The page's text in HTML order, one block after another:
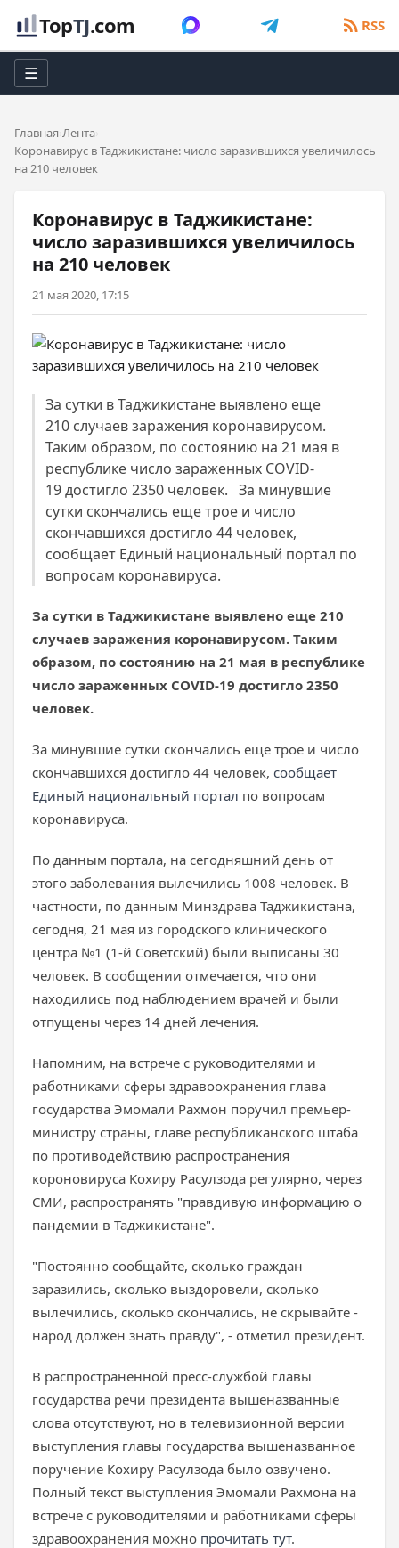
TopTJ.com RSS
☰
Главная Лента
Коронавирус в Таджикистане: число заразившихся увеличилось
на 210 человек
Коронавирус в Таджикистане:
число заразившихся увеличилось
на 210 человек
21 мая 2020, 17:15
За сутки в Таджикистане выявлено еще
210 случаев заражения коронавирусом.
Таким образом, по состоянию на 21 мая в
республике число зараженных COVID-
19 достигло 2350 человек. За минувшие
сутки скончались еще трое и число
скончавшихся достигло 44 человек,
сообщает Единый национальный портал по
вопросам коронавируса.
За сутки в Таджикистане выявлено еще 210
случаев заражения коронавирусом. Таким
образом, по состоянию на 21 мая в республике
число зараженных COVID-19 достигло 2350
человек.
За минувшие сутки скончались еще трое и число
скончавшихся достигло 44 человек, сообщает
Единый национальный портал по вопросам
коронавируса.
По данным портала, на сегодняшний день от
этого заболевания вылечились 1008 человек. В
частности, по данным Минздрава Таджикистана,
сегодня, 21 мая из городского клинического
центра №1 (1-й Советский) были выписаны 30
человек. В сообщении отмечается, что они
находились под наблюдением врачей и были
отпущены через 14 дней лечения.
Напомним, на встрече с руководителями и
работниками сферы здравоохранения глава
государства Эмомали Рахмон поручил премьер-
министру страны, главе республиканского штаба
по противодействию распространения
короновируса Кохиру Расулзода регулярно, через
СМИ, распространять "правдивую информацию о
пандемии в Таджикистане".
"Постоянно сообщайте, сколько граждан
заразились, сколько выздоровели, сколько
вылечились, сколько скончались, не скрывайте -
народ должен знать правду", - отметил президент.
В распространенной пресс-службой главы
государства речи президента вышеназванные
слова отсутствуют, но в телевизионной версии
выступления главы государства вышеназванное
поручение Кохиру Расулзода было озвучено.
Полный текст выступления Эмомали Рахмона на
встрече с руководителями и работниками сферы
здравоохранения можно прочитать тут.